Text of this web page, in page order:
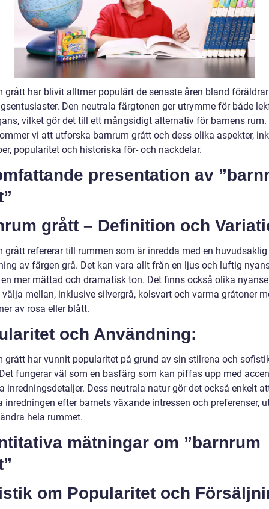
grått har blivit alltmer populärt de senaste åren bland
Den neutrala färgtonen ger utrymme för både
vilket gör det till ett mångsidigt alternativ för barnens rum.
vi att utforska barnrum grått och dess olika aspekter,
popularitet och historiska för- och nackdelar.
presentation av
grått – Definition och
grått refererar till rummen som är inredda med en huvudsaklig
av färgen grå. Det kan vara allt från en ljus och luftig
mer mättad och dramatisk ton. Det finns också olika
mellan, inklusive silvergrå, kolsvart och varma gråtoner
av rosa eller blått.
och Användning:
grått har vunnit popularitet på grund av sin stilrena och
fungerar väl som en basfärg som kan piffas upp med
inredningsdetaljer. Dess neutrala natur gör det också enkelt
inredningen efter barnets växande intressen och preferenser,
hela rummet.
mätningar om ”barnrum
om Popularitet och